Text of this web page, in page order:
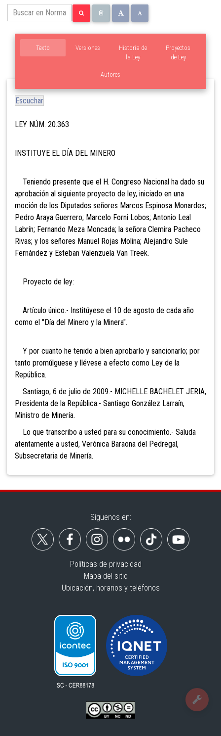
Texto Versiones
Proyectos
de Ley
Autores
Historia de
la Ley
Escuchar
LEY NÚM. 20.363
INSTITUYE EL DÍA DEL MINERO
Teniendo presente que el H. Congreso Nacional ha dado su
aprobación al siguiente proyecto de ley, iniciado en una
moción de los Diputados señores Marcos Espinosa Monardes;
Pedro Araya Guerrero; Marcelo Forni Lobos; Antonio Leal
Labrín; Fernando Meza Moncada; la señora Clemira Pacheco
Rivas; y los señores Manuel Rojas Molina; Alejandro Sule
Fernández y Esteban Valenzuela Van Treek.
Proyecto de ley:
Artículo único.- Institúyese el 10 de agosto de cada año
como el "Día del Minero y la Minera".
Y por cuanto he tenido a bien aprobarlo y sancionarlo; por
tanto promúlguese y llévese a efecto como Ley de la
República.
Santiago, 6 de julio de 2009.- MICHELLE BACHELET JERIA,
Presidenta de la República.- Santiago González Larraín,
Ministro de Minería.
Lo que transcribo a usted para su conocimiento.- Saluda
atentamente a usted, Verónica Baraona del Pedregal,
Subsecretaria de Minería.
Síguenos en:
Políticas de privacidad
Mapa del sitio
Ubicación, horarios y teléfonos